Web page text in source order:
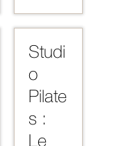
Studi
o
Pilate
s :
Le